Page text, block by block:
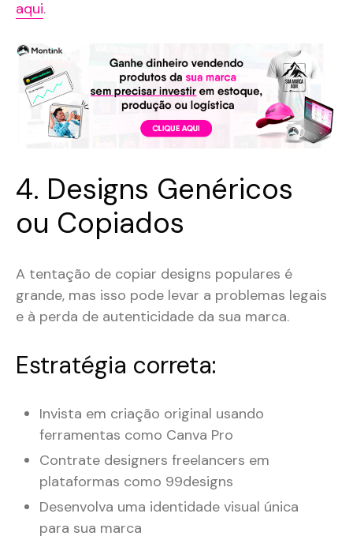
aqui.
4. Designs Genéricos
ou Copiados
A tentação de copiar designs populares é
grande, mas isso pode levar a problemas legais
e à perda de autenticidade da sua marca.
Estratégia correta:
Invista em criação original usando
ferramentas como Canva Pro
Contrate designers freelancers em
plataformas como 99designs
Desenvolva uma identidade visual única
para sua marca